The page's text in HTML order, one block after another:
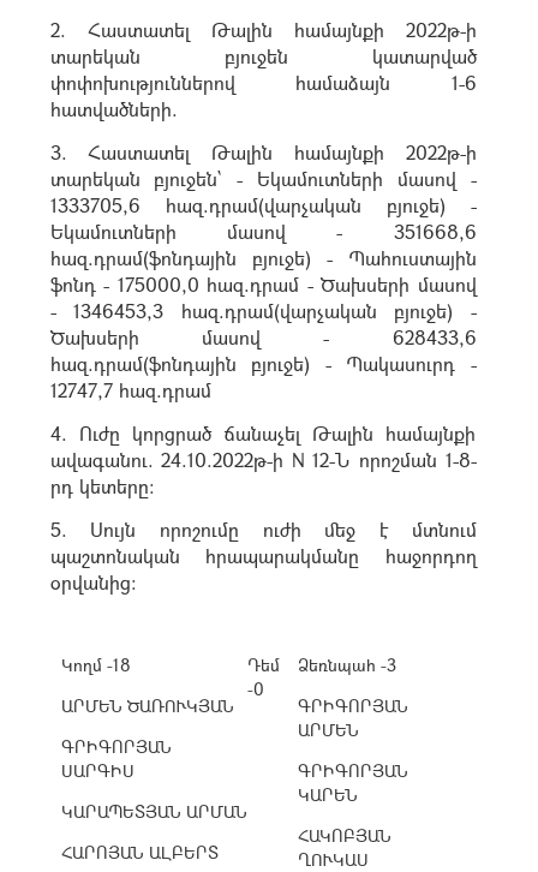
2. Հաստատել Թալին համայնքի 2022թ-ի
տարեկան բյուջեն կատարված
փոփոխություններով համաձայն 1-6
հատվածների.
3. Հաստատել Թալին համայնքի 2022թ-ի
տարեկան բյուջեն` - Եկամուտների մասով -
1333705,6 հազ.դրամ(վարչական բյուջե) -
Եկամուտների մասով - 351668,6
հազ.դրամ(ֆոնդային բյուջե) - Պահուստային
ֆոնդ - 175000,0 հազ.դրամ - Ծախսերի մասով
- 1346453,3 հազ.դրամ(վարչական բյուջե) -
Ծախսերի մասով - 628433,6
հազ.դրամ(ֆոնդային բյուջե) - Պակասուրդ -
12747,7 հազ.դրամ
4. Ուժը կորցրած ճանաչել Թալին համայնքի
ավագանու. 24.10.2022թ-ի N 12-Ն որոշման 1-8-
րդ կետերը:
5. Սույն որոշումը ուժի մեջ է մտնում
պաշտոնական հրապարակմանը հաջորդող
օրվանից:
Կողմ -18
ԱՐՄԵՆ ԾԱՌՈՒԿՅԱՆ
ԳՐԻԳՈՐՅԱՆ
ՍԱՐԳԻՍ
ԿԱՐԱՊԵՏՅԱՆ ԱՐՄԱՆ
ՀԱՐՈՅԱՆ ԱԼԲԵՐՏ
Դեմ
-0
Ձեռնպահ -3
ԳՐԻԳՈՐՅԱՆ
ԱՐՄԵՆ
ԳՐԻԳՈՐՅԱՆ
ԿԱՐԵՆ
ՀԱԿՈԲՅԱՆ
ՂՈՒԿԱՍ